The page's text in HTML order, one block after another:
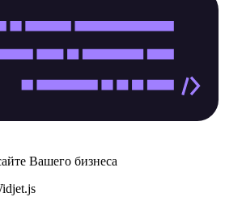
Вашего бизнеса